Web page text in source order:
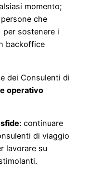
momento;
che
per sostenere i
backoffice
dei Consulenti di
operativo
: continuare
di viaggio
lavorare su